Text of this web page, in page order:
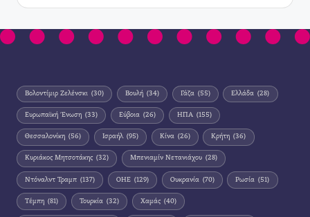
Βολοντίμιρ Ζελένσκι (30) Βουλή (34) Γάζα (55) Ελλάδα (28)
Ευρωπαϊκή Ένωση (33) Εύβοια (26) ΗΠΑ (155)
Θεσσαλονίκη (56) Ισραήλ (95) Κίνα (26) Κρήτη (36)
Κυριάκος Μητσοτάκης (32) Μπενιαμίν Νετανιάχου (28)
Ντόναλντ Τραμπ (137) ΟΗΕ (129) Ουκρανία (70) Ρωσία (51)
Τέμπη (81) Τουρκία (32) Χαμάς (40)